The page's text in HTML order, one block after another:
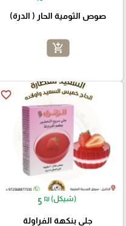
صوص الثومية الحار ( الدرة)
add_shopping_cart
favorite_border
5 ₪ (شيكل)
جلي بنكهة الفراولة